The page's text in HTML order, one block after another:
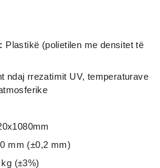
Plastikë (polietilen me densitet të
ndaj rrezatimit UV, temperaturave
mm (±0,2 mm)
(±3%)